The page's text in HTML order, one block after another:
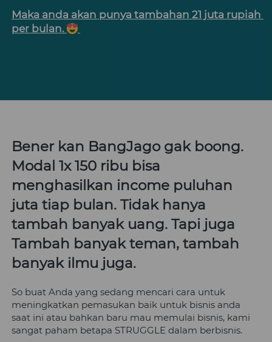
Maka anda akan punya tambahan 21 juta rupiah
per bulan.
Bener kan BangJago gak boong.
Modal 1x 150 ribu bisa
menghasilkan income puluhan
juta tiap bulan. Tidak hanya
tambah banyak uang. Tapi juga
Tambah banyak teman, tambah
banyak ilmu juga.
So buat Anda yang sedang mencari cara untuk
meningkatkan pemasukan baik untuk bisnis anda
saat ini atau bahkan baru mau memulai bisnis, kami
sangat paham betapa STRUGGLE dalam berbisnis.